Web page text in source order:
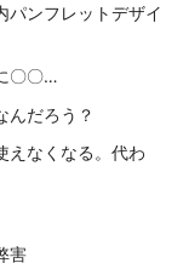
パンフレットデザイ
〇〇…
んだろう？
えなくなる。代わ
害